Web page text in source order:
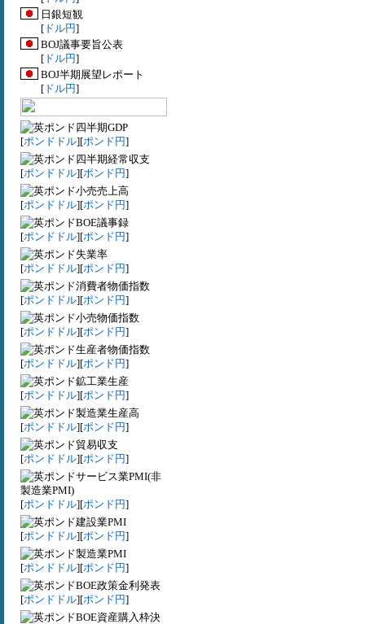
日銀短観
[ ドル円]
BOJ議事要旨公表
[ ドル円]
BOJ半期展望レポート
[ ドル円]
四半期GDP
[ポンドドル][ポンド円]
四半期経常収支
[ポンドドル][ポンド円]
小売売上高
[ポンドドル][ポンド円]
BOE議事録
[ポンドドル][ポンド円]
失業率
[ポンドドル][ポンド円]
消費者物価指数
[ポンドドル][ポンド円]
小売物価指数
[ポンドドル][ポンド円]
生産者物価指数
[ポンドドル][ポンド円]
鉱工業生産
[ポンドドル][ポンド円]
製造業生産高
[ポンドドル][ポンド円]
貿易収支
[ポンドドル][ポンド円]
サービス業PMI(非
製造業PMI)
[ポンドドル][ポンド円]
建設業PMI
[ポンドドル][ポンド円]
製造業PMI
[ポンドドル][ポンド円]
BOE政策金利発表
[ポンドドル][ポンド円]
BOE資産購入枠決